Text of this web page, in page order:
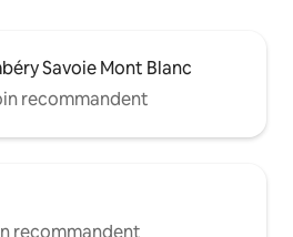
Savoie Mont Blanc
recommandent
recommandent